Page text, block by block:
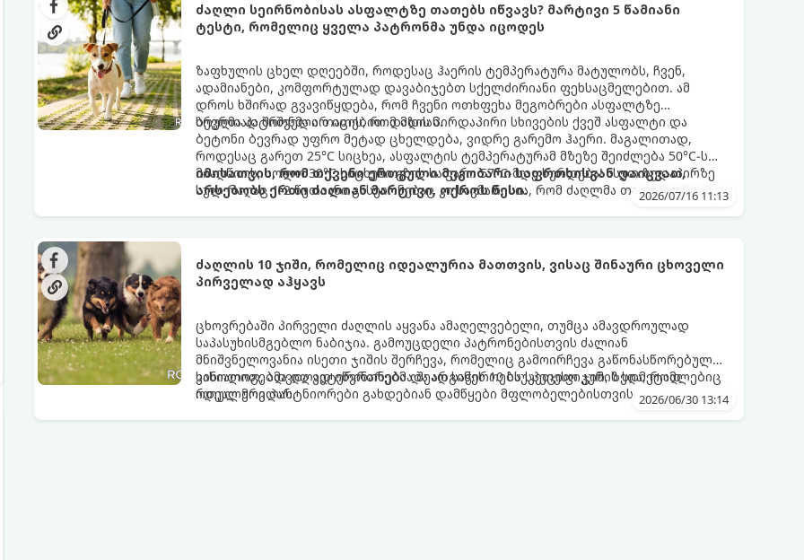
ძაღლი სეირნობისას ასფალტზე თათებს იწვავს? მარტივი 5 წამიანი
ტესტი, რომელიც ყველა პატრონმა უნდა იცოდეს
ზაფხულის ცხელ დღეებში, როდესაც ჰაერის ტემპერატურა მატულობს, ჩვენ,
ადამიანები, კომფორტულად დავაბიჯებთ სქელძირიანი ფეხსაცმელებით. ამ
დროს ხშირად გვავიწყდება, რომ ჩვენი ოთხფეხა მეგობრები ასფალტზე
სრულიად შიშველი თათებით დადიან.
ბევრმა პატრონმა არ იცის, რომ მზის პირდაპირი სხივების ქვეშ ასფალტი და
ბეტონი ბევრად უფრო მეტად ცხელდება, ვიდრე გარემო ჰაერი. მაგალითად,
როდესაც გარეთ 25°C სიცხეა, ასფალტის ტემპერატურამ მზეზე შეიძლება 50°C-ს
მიაღწიოს, ხოლო 30°C სიცხეში გზის საფარი 57°C-მდე ხურდება! ასეთ ზედაპირზე
სულ რაღაც 1-2 წუთიანი გასეირნებაც კი საკმარისია, რომ ძაღლმა თათების მძიმე,
იმისათვის, რომ თქვენი ერთგული მეგობარი საფრთხისგან დაიცვათ,
არსებობს ერთი ძალიან მარტივი, ოქროს წესი.
2026/07/16 11:13
ძაღლის 10 ჯიში, რომელიც იდეალურია მათთვის, ვისაც შინაური ცხოველი
პირველად აჰყავს
ცხოვრებაში პირველი ძაღლის აყვანა ამაღელვებელი, თუმცა ამავდროულად
საპასუხისმგებლო ნაბიჯია. გამოუცდელი პატრონებისთვის ძალიან
მნიშვნელოვანია ისეთი ჯიშის შერჩევა, რომელიც გამოირჩევა გაწონასწორებული
ხასიათით, ადვილად იწვრთნება და არ საჭიროებს სპეციფიკურ, ზედმეტად
რთულ მოვლას.
კინოლოგებმა და ვეტერინარებმა შეადგინეს 10 საუკეთესო ჯიშის სია, რომლებიც
იდეალური პარტნიორები გახდებიან დამწყები მფლობელებისთვის. 2026/06/30 13:14